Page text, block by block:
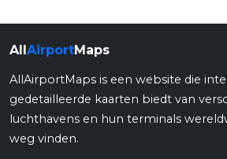
AllAirportMaps
AllAirportMaps is een website die
gedetailleerde kaarten biedt van
luchthavens en hun terminals
weg vinden.